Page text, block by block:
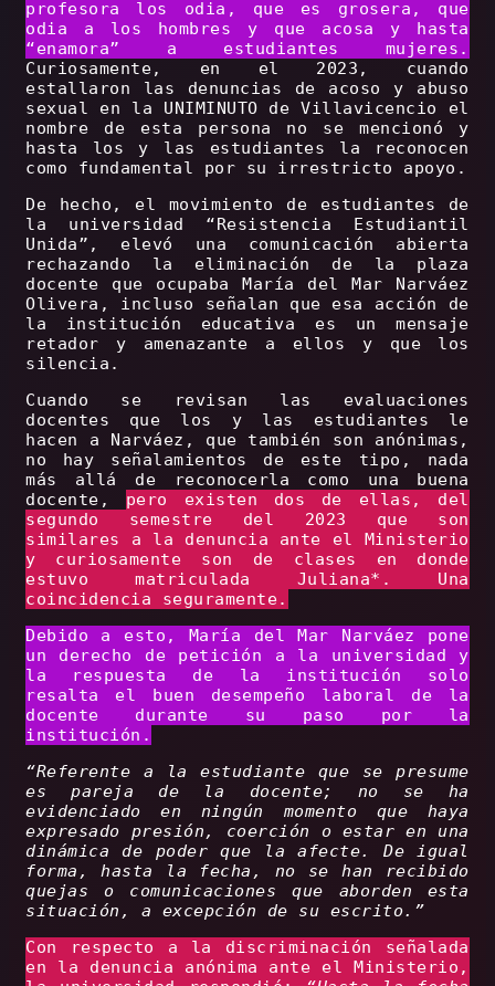
profesora los odia, que es grosera, que
odia a los hombres y que acosa y hasta
“enamora” a estudiantes mujeres.
Curiosamente, en el 2023, cuando
estallaron las denuncias de acoso y abuso
sexual en la UNIMINUTO de Villavicencio el
nombre de esta persona no se mencionó y
hasta los y las estudiantes la reconocen
como fundamental por su irrestricto apoyo.
De hecho, el movimiento de estudiantes de
la universidad “Resistencia Estudiantil
Unida”, elevó una comunicación abierta
rechazando la eliminación de la plaza
docente que ocupaba María del Mar Narváez
Olivera, incluso señalan que esa acción de
la institución educativa es un mensaje
retador y amenazante a ellos y que los
silencia.
Cuando se revisan las evaluaciones
docentes que los y las estudiantes le
hacen a Narváez, que también son anónimas,
no hay señalamientos de este tipo, nada
más allá de reconocerla como una buena
docente, pero existen dos de ellas, del
segundo semestre del 2023 que son
similares a la denuncia ante el Ministerio
y curiosamente son de clases en donde
estuvo matriculada Juliana*. Una
coincidencia seguramente.
Debido a esto, María del Mar Narváez pone
un derecho de petición a la universidad y
la respuesta de la institución solo
resalta el buen desempeño laboral de la
docente durante su paso por la
institución.
“Referente a la estudiante que se presume
es pareja de la docente; no se ha
evidenciado en ningún momento que haya
expresado presión, coerción o estar en una
dinámica de poder que la afecte. De igual
forma, hasta la fecha, no se han recibido
quejas o comunicaciones que aborden esta
situación, a excepción de su escrito.”
Con respecto a la discriminación señalada
en la denuncia anónima ante el Ministerio,